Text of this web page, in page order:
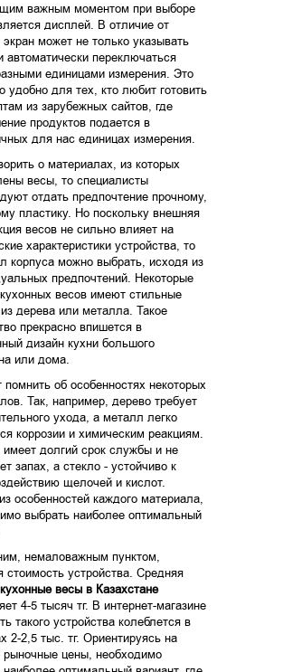
важным моментом при выборе
дисплей. В отличие от
может не только указывать
автоматически переключаться
единицами измерения. Это
удобно для тех, кто любит готовить
из зарубежных сайтов, где
продуктов подается в
для нас единицах измерения.
о материалах, из которых
весы, то специалисты
отдать предпочтение прочному,
пластику. Но поскольку внешняя
весов не сильно влияет на
характеристики устройства, то
корпуса можно выбрать, исходя из
предпочтений. Некоторые
весов имеют стильные
дерева или металла. Такое
прекрасно впишется в
дизайн кухни большого
или дома.
об особенностях некоторых
Так, например, дерево требует
ухода, а металл легко
коррозии и химическим реакциям.
имеет долгий срок службы и не
запах, а стекло - устойчиво к
щелочей и кислот.
особенностей каждого материала,
выбрать наиболее оптимальный
немаловажным пунктом,
стоимость устройства. Средняя
весы в Казахстане
4-5 тысяч тг. В интернет-магазине
такого устройства колеблется в
2-2,5 тыс. тг. Ориентируясь на
рыночные цены, необходимо